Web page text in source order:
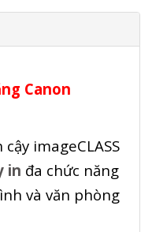
Canon
imageCLASS
in đa chức năng
và văn phòng